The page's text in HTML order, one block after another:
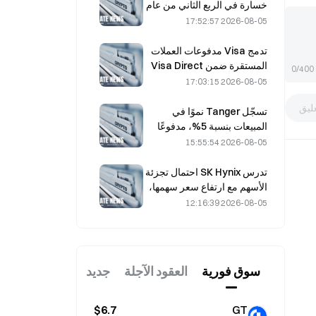
0/400
خسارة في الربع الثاني من عام
2026؛ إذ جاءت الإيرادات أقل
دولار، وتراجع سهمها بنسبة
7.23٪
2026-08-05 17:52:57
تدمج Visa مدفوعات العملات
المستقرة ضمن Visa Direct
عبر شراكة مع Zerohash
2026-08-05 17:03:15
تسجّل Tanger نموًا في
المبيعات بنسبة 5%، مدفوعًا
بسياحة كأس العالم خلال
2026-08-05 15:55:54
تدرس SK Hynix احتمال تجزئة
الأسهم مع ارتفاع سعر سهمها،
ويقول مسؤول تنفيذي إن ذلك
2026-08-05 12:16:39
سوق فوریة العقود الآجلة جديد
GT
$6.7